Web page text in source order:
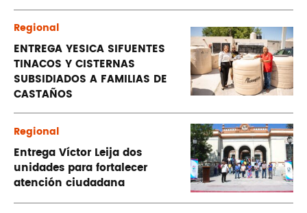
Regional
ENTREGA YESICA SIFUENTES
TINACOS Y CISTERNAS
SUBSIDIADOS A FAMILIAS DE
CASTAÑOS
Regional
Entrega Víctor Leija dos
unidades para fortalecer
atención ciudadana